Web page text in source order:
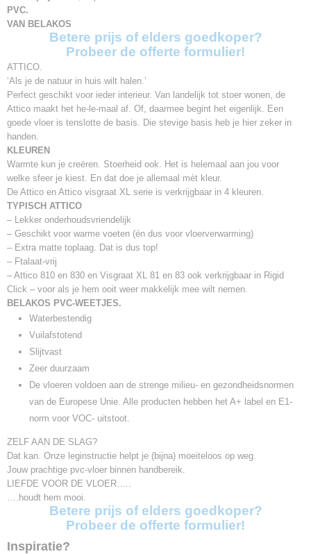
PVC.
VAN BELAKOS
Betere prijs of elders goedkoper?
Probeer de offerte formulier!
ATTICO.
‘Als je de natuur in huis wilt halen.’
Perfect geschikt voor ieder interieur. Van landelijk tot stoer wonen, de
Attico maakt het he-le-maal af. Of, daarmee begint het eigenlijk. Een
goede vloer is tenslotte de basis. Die stevige basis heb je hier zeker in
handen.
KLEUREN
Warmte kun je creëren. Stoerheid ook. Het is helemaal aan jou voor
welke sfeer je kiest. En dat doe je allemaal mét kleur.
De Attico en Attico visgraat XL serie is verkrijgbaar in 4 kleuren.
TYPISCH ATTICO
– Lekker onderhoudsvriendelijk
– Geschikt voor warme voeten (én dus voor vloerverwarming)
– Extra matte toplaag. Dat is dus top!
– Ftalaat-vrij
– Attico 810 en 830 en Visgraat XL 81 en 83 ook verkrijgbaar in Rigid
Click – voor als je hem ooit weer makkelijk mee wilt nemen.
BELAKOS PVC-WEETJES.
Waterbestendig
Vuilafstotend
Slijtvast
Zeer duurzaam
De vloeren voldoen aan de strenge milieu- en gezondheidsnormen
van de Europese Unie. Alle producten hebben het A+ label en E1-
norm voor VOC- uitstoot.
ZELF AAN DE SLAG?
Dat kan. Onze leginstructie helpt je (bijna) moeiteloos op weg.
Jouw prachtige pvc-vloer binnen handbereik.
LIEFDE VOOR DE VLOER…..
….houdt hem mooi.
Betere prijs of elders goedkoper?
Probeer de offerte formulier!
Inspiratie?